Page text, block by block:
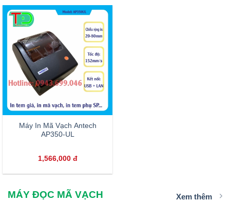
Máy In Mã Vạch Antech
AP350-UL
1,566,000 đ
MÁY ĐỌC MÃ VẠCH Xem thêm